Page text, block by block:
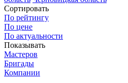
Сортировать
По рейтингу
По цене
По актуальности
Показывать
Мастеров
Бригады
Компании